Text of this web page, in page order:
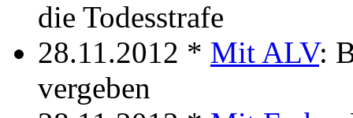
die Todesstrafe
28.11.2012 * Mit ALV:
vergeben